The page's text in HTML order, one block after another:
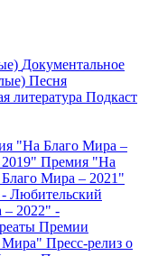
Документальное
Песня
литература Подкаст
"На Благо Мира –
Премия "На
Мира – 2021"
Любительский
2022" -
Премии
Мира" Пресс-релиз о